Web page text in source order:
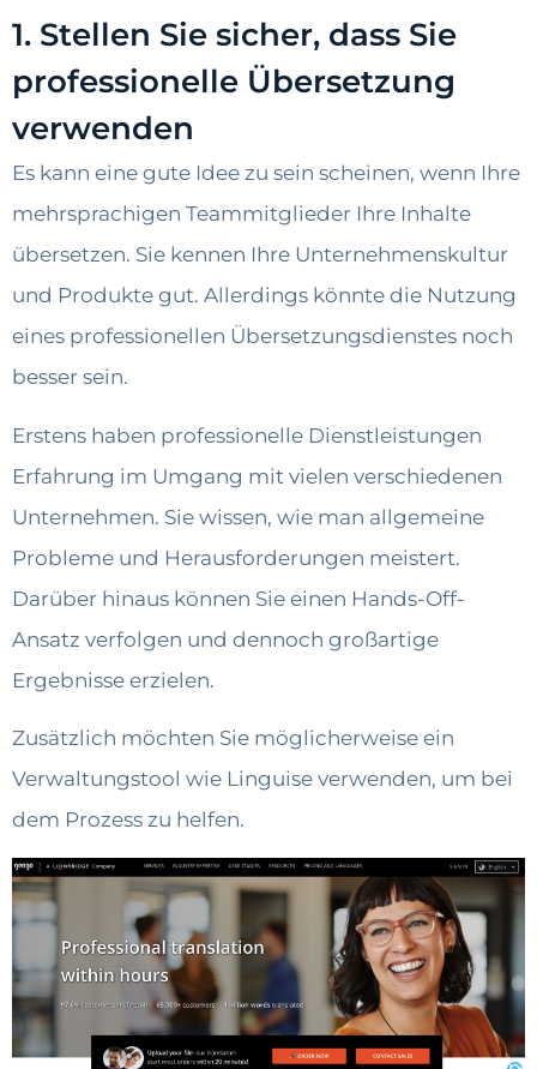
1. Stellen Sie sicher, dass Sie
professionelle Übersetzung
verwenden
Es kann eine gute Idee zu sein scheinen, wenn Ihre
mehrsprachigen Teammitglieder Ihre Inhalte
übersetzen. Sie kennen Ihre Unternehmenskultur
und Produkte gut. Allerdings könnte die Nutzung
eines professionellen Übersetzungsdienstes noch
besser sein.
Erstens haben professionelle Dienstleistungen
Erfahrung im Umgang mit vielen verschiedenen
Unternehmen. Sie wissen, wie man allgemeine
Probleme und Herausforderungen meistert.
Darüber hinaus können Sie einen Hands-Off-
Ansatz verfolgen und dennoch großartige
Ergebnisse erzielen.
Zusätzlich möchten Sie möglicherweise ein
Verwaltungstool wie Linguise verwenden, um bei
dem Prozess zu helfen.